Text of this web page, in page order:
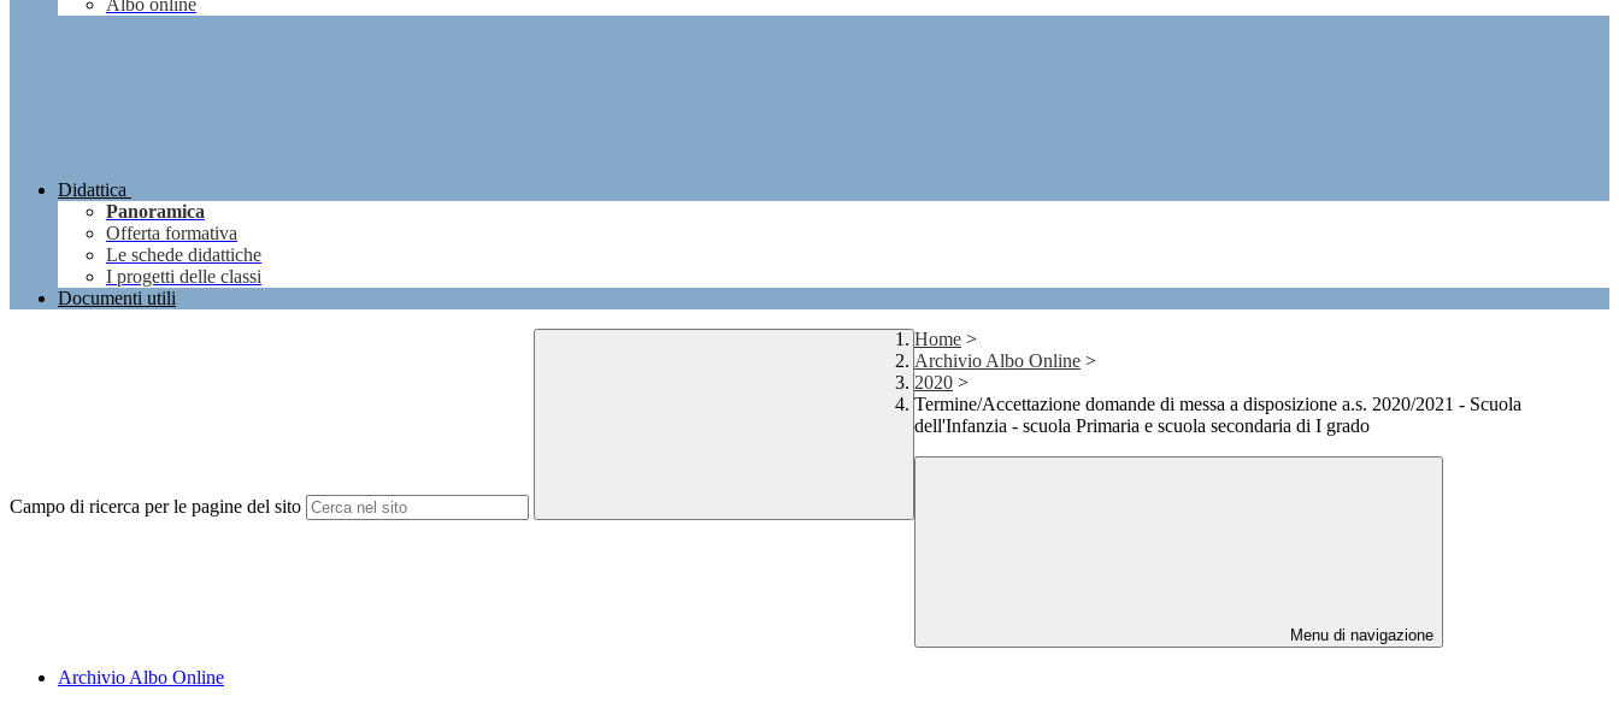
Albo online
Didattica
Panoramica
Offerta formativa
Le schede didattiche
I progetti delle classi
Documenti utili
Campo di ricerca per le pagine del sito
Home >
Archivio Albo Online >
2020 >
Termine/Accettazione domande di messa a disposizione a.s. 2020/2021 - Scuola
dell'Infanzia - scuola Primaria e scuola secondaria di I grado
Menu di navigazione
Archivio Albo Online